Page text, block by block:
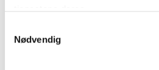
tjenestene deres.
Nødvendig
Kontaktdata som vi har